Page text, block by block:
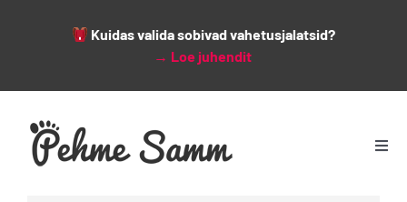
Kuidas valida sobivad vahetusjalatsid?
→ Loe juhendit
content